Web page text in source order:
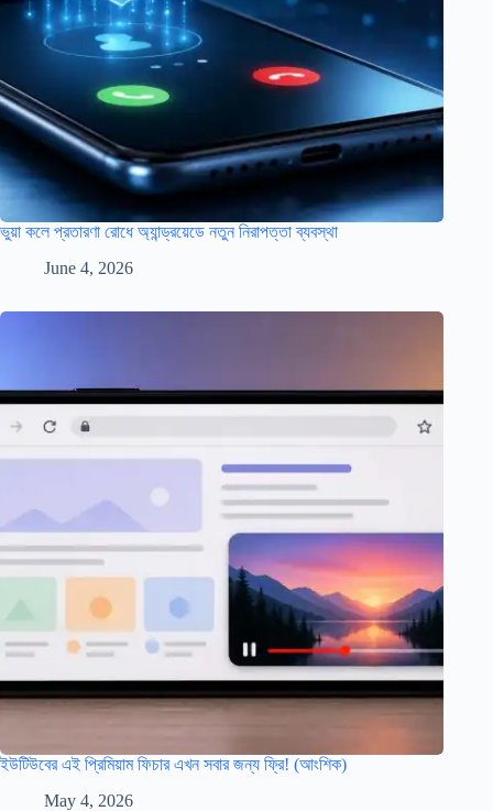
ভুয়া কলে প্রতারণা রোধে অ্যান্ড্রয়েডে নতুন নিরাপত্তা ব্যবস্থা
June 4, 2026
ইউটিউবের এই প্রিমিয়াম ফিচার এখন সবার জন্য ফ্রি! (আংশিক)
May 4, 2026